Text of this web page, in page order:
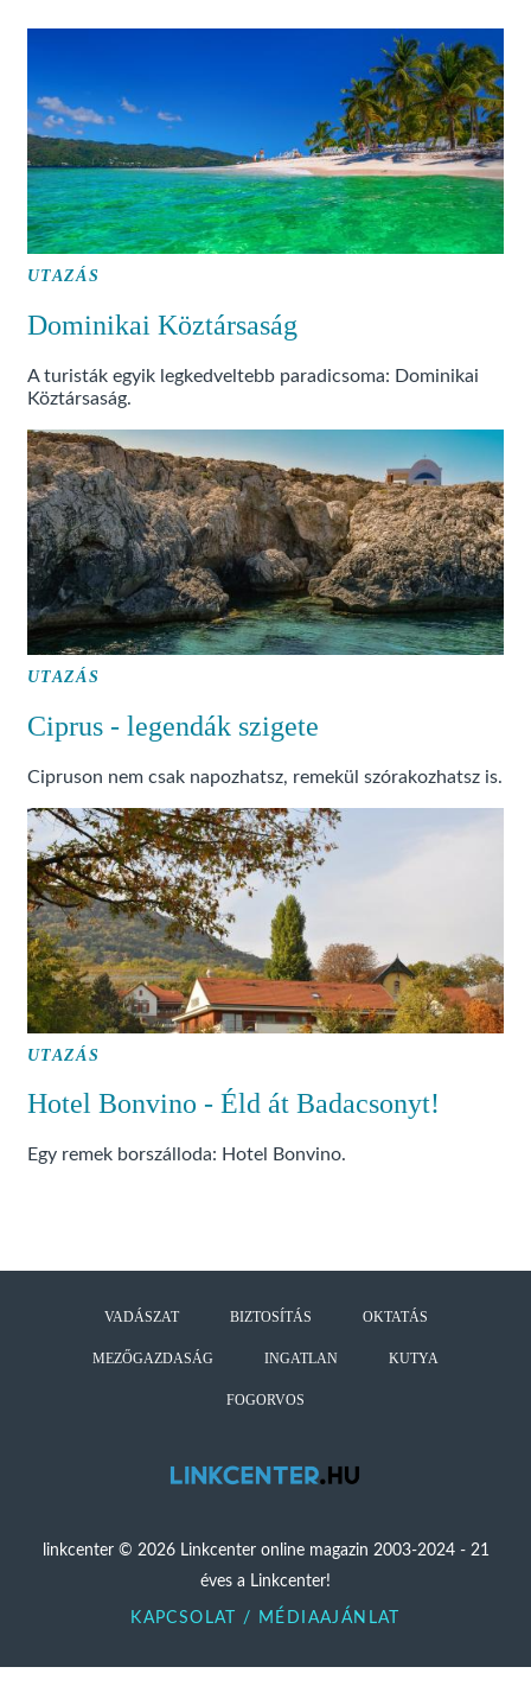
UTAZÁS
Dominikai Köztársaság
A turisták egyik legkedveltebb paradicsoma: Dominikai
Köztársaság.
UTAZÁS
Ciprus - legendák szigete
Cipruson nem csak napozhatsz, remekül szórakozhatsz is.
UTAZÁS
Hotel Bonvino - Éld át Badacsonyt!
Egy remek borszálloda: Hotel Bonvino.
VADÁSZAT BIZTOSÍTÁS OKTATÁS
MEZŐGAZDASÁG INGATLAN KUTYA
FOGORVOS
linkcenter © 2026 Linkcenter online magazin 2003-2024 - 21
éves a Linkcenter!
KAPCSOLAT / MÉDIAAJÁNLAT